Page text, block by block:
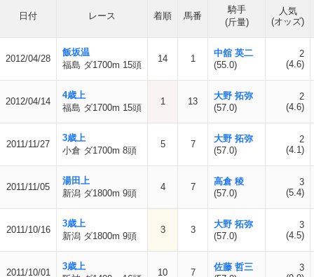
日付 レース 着順 馬番
騎手
(斤量)
人気
(オッズ)
2012/04/28
飯坂温
福島 ダ1700m 15頭
14 1
中舘 英二
(55.0)
2
(4.6)
2012/04/14
4歳上
福島 ダ1700m 15頭
1 13
大野 拓弥
(57.0)
2
(4.6)
2011/11/27
3歳上
小倉 ダ1700m 8頭
5 7
大野 拓弥
(57.0)
2
(4.1)
2011/11/05
湯田上
新潟 ダ1800m 9頭
4 7
高倉 稜
(57.0)
3
(5.4)
2011/10/16
3歳上
新潟 ダ1800m 9頭
3 3
大野 拓弥
(57.0)
3
(4.5)
2011/10/01
3歳上
10 7
佐藤 哲三
3